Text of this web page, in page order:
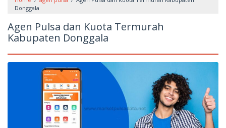
Donggala
Agen Pulsa dan Kuota Termurah
Kabupaten Donggala